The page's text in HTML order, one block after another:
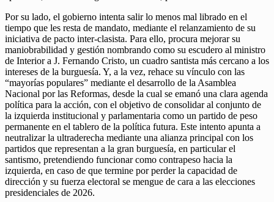
Por su lado, el gobierno intenta salir lo menos mal librado en el
tiempo que les resta de mandato, mediante el relanzamiento de su
iniciativa de pacto inter-clasista. Para ello, procura mejorar su
maniobrabilidad y gestión nombrando como su escudero al ministro
de Interior a J. Fernando Cristo, un cuadro santista más cercano a los
intereses de la burguesía. Y, a la vez, rehace su vínculo con las
“mayorías populares” mediante el desarrollo de la Asamblea
Nacional por las Reformas, desde la cual se emanó una clara agenda
política para la acción, con el objetivo de consolidar al conjunto de
la izquierda institucional y parlamentaria como un partido de peso
permanente en el tablero de la política futura. Este intento apunta a
neutralizar la ultraderecha mediante una alianza principal con los
partidos que representan a la gran burguesía, en particular el
santismo, pretendiendo funcionar como contrapeso hacia la
izquierda, en caso de que termine por perder la capacidad de
dirección y su fuerza electoral se mengue de cara a las elecciones
presidenciales de 2026.